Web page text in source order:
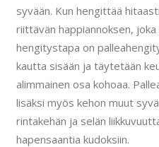
syvään. Kun hengittää
riittävän happiannoksen,
hengitystapa on
kautta sisään ja täytetään
alimmainen osa kohoaa.
lisäksi myös kehon muut
rintakehän ja selän
hapensaantia kudoksiin.